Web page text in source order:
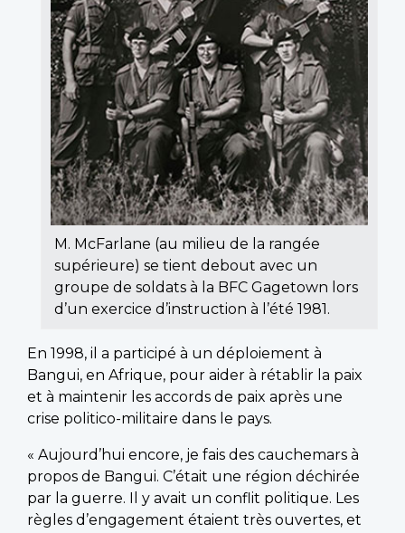
M. McFarlane (au milieu de la rangée
supérieure) se tient debout avec un
groupe de soldats à la BFC Gagetown lors
d’un exercice d’instruction à l’été 1981.
En 1998, il a participé à un déploiement à
Bangui, en Afrique, pour aider à rétablir la paix
et à maintenir les accords de paix après une
crise politico-militaire dans le pays.
« Aujourd’hui encore, je fais des cauchemars à
propos de Bangui. C’était une région déchirée
par la guerre. Il y avait un conflit politique. Les
règles d’engagement étaient très ouvertes, et